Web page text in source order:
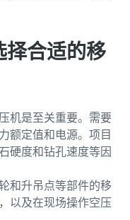
择合适的移
机是至关重要。需要
额定值和电源。项目
硬度和钻孔速度等因
和升吊点等部件的移
以及在现场操作空压